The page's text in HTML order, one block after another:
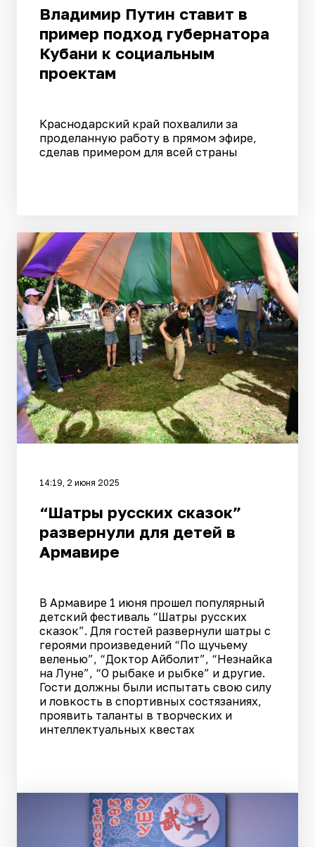
Владимир Путин ставит в
пример подход губернатора
Кубани к социальным
проектам
Краснодарский край похвалили за
проделанную работу в прямом эфире,
сделав примером для всей страны
14:19, 2 июня 2025
“Шатры русских сказок”
развернули для детей в
Армавире
В Армавире 1 июня прошел популярный
детский фестиваль “Шатры русских
сказок”. Для гостей развернули шатры с
героями произведений “По щучьему
веленью”, “Доктор Айболит”, “Незнайка
на Луне”, “О рыбаке и рыбке” и другие.
Гости должны были испытать свою силу
и ловкость в спортивных состязаниях,
проявить таланты в творческих и
интеллектуальных квестах